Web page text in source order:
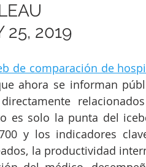
25, 2019
de comparación de
ahora se informan
y los indicadores
la productividad